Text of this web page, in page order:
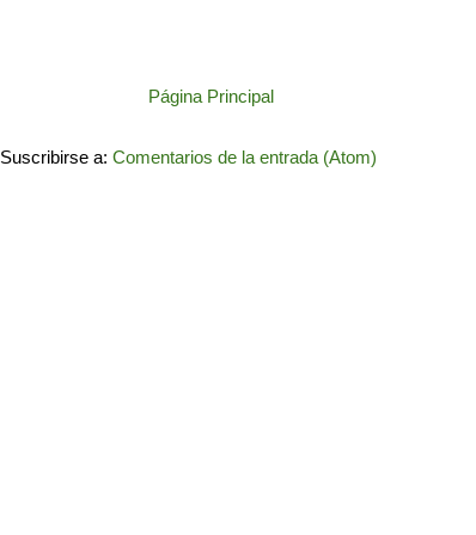
Página Principal
Suscribirse a: Comentarios de la entrada (Atom)